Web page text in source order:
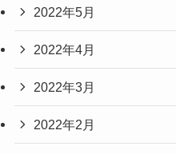
2022年5月
2022年4月
2022年3月
2022年2月